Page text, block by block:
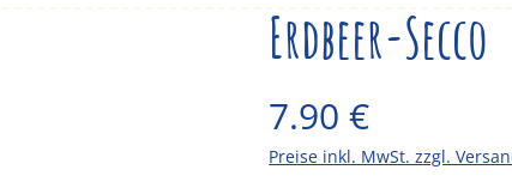
Erdbeer-Secco
7.90€
Preise inkl. MwSt. zzgl.